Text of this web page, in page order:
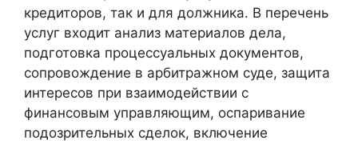
кредиторов, так и для должника. В перечень
услуг входит анализ материалов дела,
подготовка процессуальных документов,
сопровождение в арбитражном суде, защита
интересов при взаимодействии с
финансовым управляющим, оспаривание
подозрительных сделок, включение